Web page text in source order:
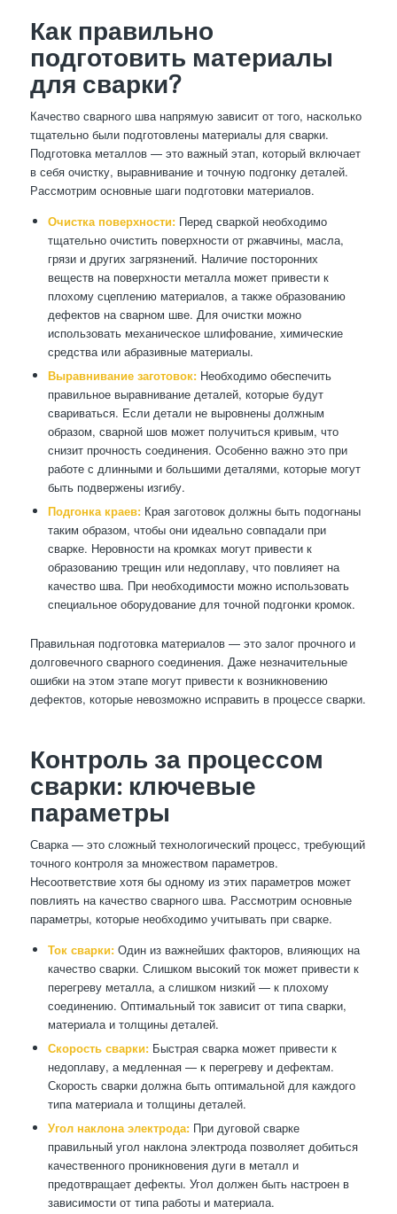
Как правильно
подготовить материалы
для сварки?
Качество сварного шва напрямую зависит от того, насколько
тщательно были подготовлены материалы для сварки.
Подготовка металлов — это важный этап, который включает
в себя очистку, выравнивание и точную подгонку деталей.
Рассмотрим основные шаги подготовки материалов.
Очистка поверхности:Перед сваркой необходимо
тщательно очистить поверхности от ржавчины, масла,
грязи и других загрязнений. Наличие посторонних
веществ на поверхности металла может привести к
плохому сцеплению материалов, а также образованию
дефектов на сварном шве. Для очистки можно
использовать механическое шлифование, химические
средства или абразивные материалы.
Выравнивание заготовок:Необходимо обеспечить
правильное выравнивание деталей, которые будут
свариваться. Если детали не выровнены должным
образом, сварной шов может получиться кривым, что
снизит прочность соединения. Особенно важно это при
работе с длинными и большими деталями, которые могут
быть подвержены изгибу.
Подгонка краев:Края заготовок должны быть подогнаны
таким образом, чтобы они идеально совпадали при
сварке. Неровности на кромках могут привести к
образованию трещин или недоплаву, что повлияет на
качество шва. При необходимости можно использовать
специальное оборудование для точной подгонки кромок.
Правильная подготовка материалов — это залог прочного и
долговечного сварного соединения. Даже незначительные
ошибки на этом этапе могут привести к возникновению
дефектов, которые невозможно исправить в процессе сварки.
Контроль за процессом
сварки: ключевые
параметры
Сварка — это сложный технологический процесс, требующий
точного контроля за множеством параметров.
Несоответствие хотя бы одному из этих параметров может
повлиять на качество сварного шва. Рассмотрим основные
параметры, которые необходимо учитывать при сварке.
Ток сварки:Один из важнейших факторов, влияющих на
качество сварки. Слишком высокий ток может привести к
перегреву металла, а слишком низкий — к плохому
соединению. Оптимальный ток зависит от типа сварки,
материала и толщины деталей.
Скорость сварки:Быстрая сварка может привести к
недоплаву, а медленная — к перегреву и дефектам.
Скорость сварки должна быть оптимальной для каждого
типа материала и толщины деталей.
Угол наклона электрода:При дуговой сварке
правильный угол наклона электрода позволяет добиться
качественного проникновения дуги в металл и
предотвращает дефекты. Угол должен быть настроен в
зависимости от типа работы и материала.